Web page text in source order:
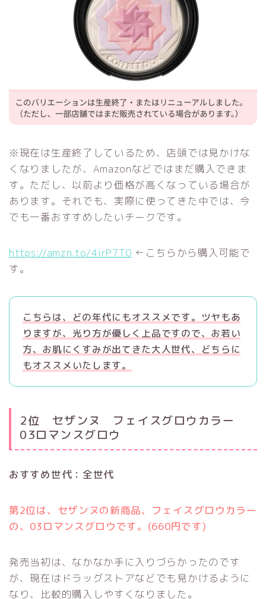
※現在は生産終了しているため、店頭では見かけな
くなりましたが、Amazonなどではまだ購入できま
す。ただし、以前より価格が高くなっている場合が
あります。それでも、実際に使ってきた中では、今
でも一番おすすめしたいチークです。
https://amzn.to/4irP7T0 ←こちらから購入可能で
す。
こちらは、どの年代にもオススメです。ツヤもあ
りますが、光り方が優しく上品ですので、お若い
方、お肌にくすみが出てきた大人世代、どちらに
もオススメいたします。
2位 セザンヌ フェイスグロウカラー
03ロマンスグロウ
おすすめ世代：全世代
第2位は、セザンヌの新商品、フェイスグロウカラー
の、03ロマンスグロウです。(660円です)
発売当初は、なかなか手に入りづらかったのです
が、現在はドラッグストアなどでも見かけるように
なり、比較的購入しやすくなりました。